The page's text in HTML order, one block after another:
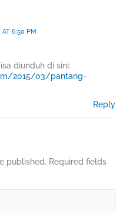
AT 6:50 PM
diunduh di sini:
2015/03/pantang-
Reply
published. Required fields